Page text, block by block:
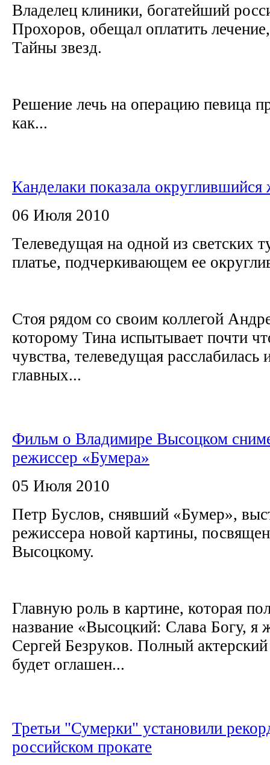
Владелец клиники, богатейший
Прохоров, обещал оплатить
Тайны звезд.
Решение лечь на операцию певица
как...
Канделаки показала округлившийся
06 Июля 2010
Телеведущая на одной из светских
платье, подчеркивающем ее
Стоя рядом со своим коллегой
которому Тина испытывает почти
чувства, телеведущая расслабилась
главных...
Фильм о Владимире Высоцком
режиссер «Бумера»
05 Июля 2010
Петр Буслов, снявший «Бумер»,
режиссера новой картины,
Высоцкому.
Главную роль в картине, которая
название «Высоцкий: Слава Богу, я
Сергей Безруков. Полный
будет оглашен...
Третьи "Сумерки" установили
российском прокате